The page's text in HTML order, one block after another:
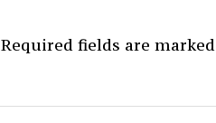
Required fields are marked